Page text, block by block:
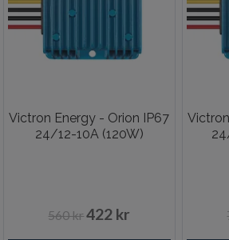
Victron Energy - Orion IP67
24/12-10A (120W)
560 kr422 kr